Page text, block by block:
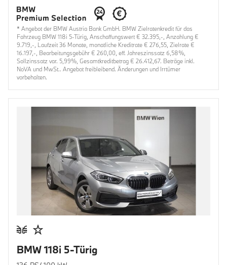
* Angebot der BMW Austria Bank GmbH. BMW Zielratenkredit für das
Fahrzeug BMW 118i 5-Türig, Anschaffungswert € 32.395,-, Anzahlung €
9.719,-, Laufzeit 36 Monate, monatliche Kreditrate € 276,55, Zielrate €
16.197,-, Bearbeitungsgebühr € 260,00, eff. Jahreszinssatz 6,58%,
Sollzinssatz var. 5,99%, Gesamtkreditbetrag € 26.412,67. Beträge inkl.
NoVA und MwSt.. Angebot freibleibend. Änderungen und Irrtümer
vorbehalten.
BMW 118i 5-Türig